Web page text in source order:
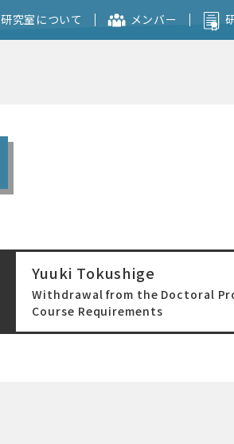
研究室について メンバー
Yuuki Tokushige
Withdrawal from the Doctoral
Course Requirements